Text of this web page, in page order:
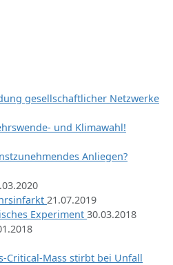
gesellschaftlicher Netzwerke
und Klimawahl!
Anliegen?
21.07.2019
Experiment 30.03.2018
Critical-Mass stirbt bei Unfall